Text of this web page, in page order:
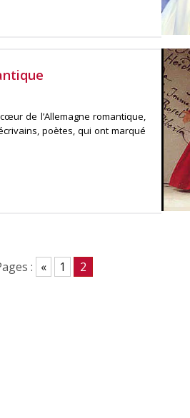
de l’Allemagne romantique,
poètes, qui ont marqué
: « 1 2